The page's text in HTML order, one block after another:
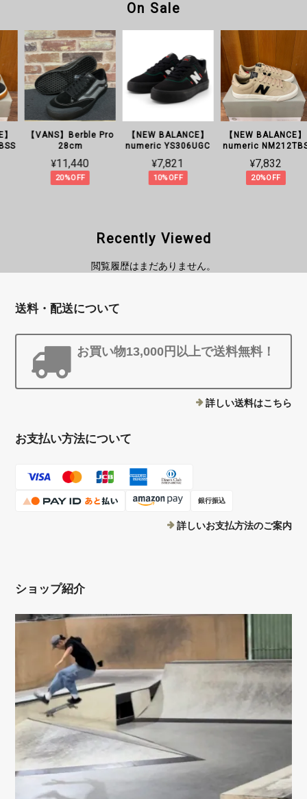
On Sale
NEW BALANCE】
NM212BSS
¥7,832
【VANS】Berble Pro
28cm
¥11,440
【NEW BALANCE】
numeric YS306UGC
【
Recently Viewed
閲覧履歴はまだありません。
送料・配送について
お買い物13,000円以上で送料無料！
詳しい送料はこちら
お支払い方法について
銀行振込
詳しいお支払方法のご案内
ショップ紹介